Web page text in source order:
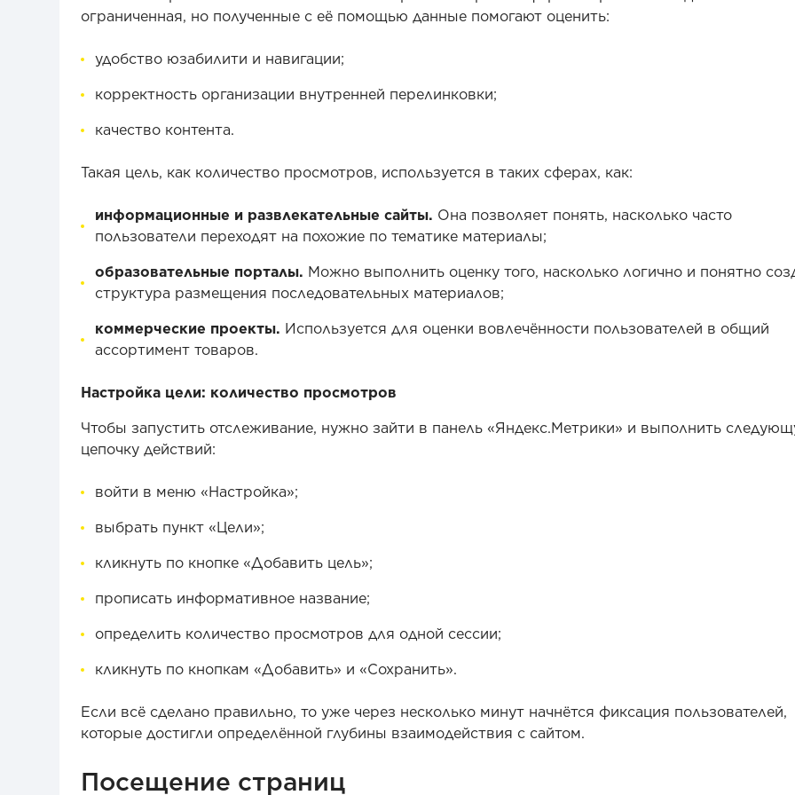
ограниченная, но полученные с её помощью данные помогают оценить:
удобство юзабилити и навигации;
корректность организации внутренней перелинковки;
качество контента.
Такая цель, как количество просмотров, используется в таких сферах, как:
информационные и развлекательные сайты. Она позволяет понять, насколько часто
пользователи переходят на похожие по тематике материалы;
образовательные порталы. Можно выполнить оценку того, насколько логично и понятно
структура размещения последовательных материалов;
коммерческие проекты. Используется для оценки вовлечённости пользователей в общий
ассортимент товаров.
Настройка цели: количество просмотров
Чтобы запустить отслеживание, нужно зайти в панель «Яндекс.Метрики» и выполнить
цепочку действий:
войти в меню «Настройка»;
выбрать пункт «Цели»;
кликнуть по кнопке «Добавить цель»;
прописать информативное название;
определить количество просмотров для одной сессии;
кликнуть по кнопкам «Добавить» и «Сохранить».
Если всё сделано правильно, то уже через несколько минут начнётся фиксация пользователей,
которые достигли определённой глубины взаимодействия с сайтом.
Посещение страниц